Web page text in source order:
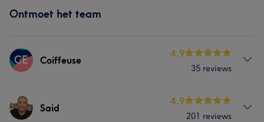
Ontmoet het team
CE Coiffeuse
4.9
35 reviews
Behandelingen
Said
4.9
201 reviews